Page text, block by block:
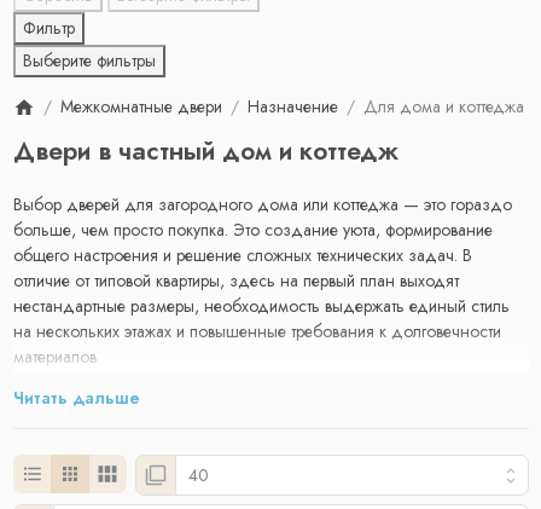
Фильтр
Выберите фильтры
Межкомнатные двери
Назначение Для дома и коттеджа
Двери в частный дом и коттедж
Выбор дверей для загородного дома или коттеджа — это гораздо
больше, чем просто покупка. Это создание уюта, формирование
общего настроения и решение сложных технических задач. В
отличие от типовой квартиры, здесь на первый план выходят
нестандартные размеры, необходимость выдержать единый стиль
на нескольких этажах и повышенные требования к долговечности
материалов.
Мы понимаем эту специфику и предлагаем не просто двери, а
настоящее родовое гнездо.
Читать дальше